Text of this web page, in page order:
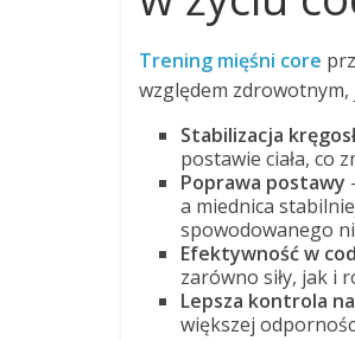
Trening mięśni core
względem
Stabilizacja
postawie ciała, co
Poprawa postawy
a miednica
spowodowanego
Efektywność w
zarówno siły, jak i
Lepsza kontrola
większej